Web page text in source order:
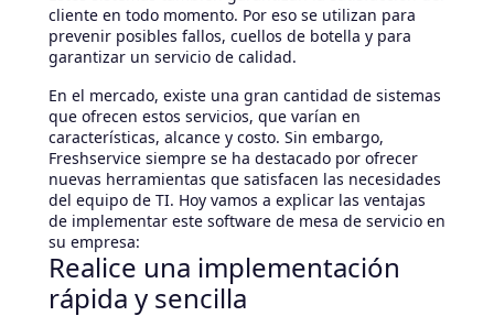
cliente en todo momento. Por eso se utilizan para
prevenir posibles fallos, cuellos de botella y para
garantizar un servicio de calidad.
En el mercado, existe una gran cantidad de sistemas
que ofrecen estos servicios, que varían en
características, alcance y costo. Sin embargo,
Freshservice siempre se ha destacado por ofrecer
nuevas herramientas que satisfacen las necesidades
del equipo de TI. Hoy vamos a explicar las ventajas
de implementar este software de mesa de servicio en
su empresa:
Realice una implementación
rápida y sencilla